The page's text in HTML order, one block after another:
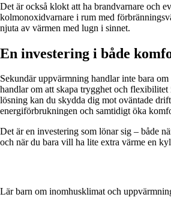
Det är också klokt att ha brandvarnare och
kolmonoxidvarnare i rum med
njuta av värmen med lugn i sinnet.
En investering i både
Sekundär uppvärmning handlar inte bara
handlar om att skapa trygghet och
lösning kan du skydda dig mot oväntade
energiförbrukningen och samtidigt öka
Det är en investering som lönar sig – både
och när du bara vill ha lite extra värme en
Lär barn om inomhusklimat och